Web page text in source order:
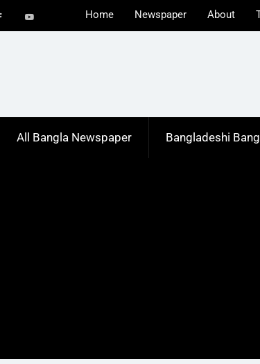
Home Newspaper About
All Bangla Newspaper Bangladeshi